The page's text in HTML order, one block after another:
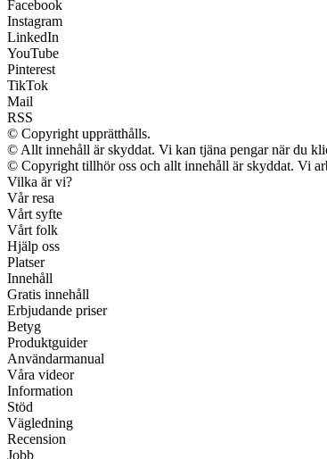
Facebook
Instagram
LinkedIn
YouTube
Pinterest
TikTok
Mail
RSS
© Copyright upprätthålls.
© Allt innehåll är skyddat. Vi kan tjäna pengar när du
© Copyright tillhör oss och allt innehåll är skyddat. Vi
Vilka är vi?
Vår resa
Vårt syfte
Vårt folk
Hjälp oss
Platser
Innehåll
Gratis innehåll
Erbjudande priser
Betyg
Produktguider
Användarmanual
Våra videor
Information
Stöd
Vägledning
Recension
Jobb